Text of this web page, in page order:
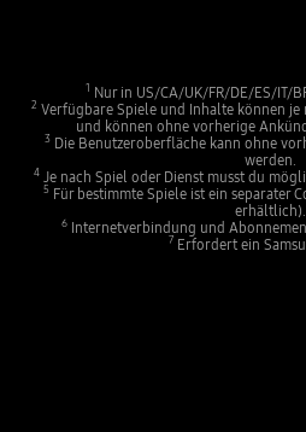
1 Nur in US/CA/UK/FR/DE/ES/IT/
2 Verfügbare Spiele und Inhalte können
und können ohne vorherige
3Die Benutzeroberfläche kann ohne
werden.
4 Je nach Spiel oder Dienst musst du
5 Für bestimmte Spiele ist ein separater
erhältlich).
6 Internetverbindung und
7 Erfordert ein